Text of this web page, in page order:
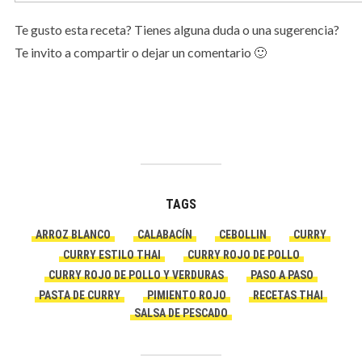
Te gusto esta receta? Tienes alguna duda o una sugerencia?
Te invito a compartir o dejar un comentario 🙂
TAGS
ARROZ BLANCO CALABACÍN CEBOLLIN
CURRY
CURRY ESTILO THAI
CURRY ROJO DE POLLO
CURRY ROJO DE POLLO Y VERDURAS
PASO A PASO
PASTA DE CURRY
PIMIENTO ROJO
RECETAS THAI
SALSA DE PESCADO